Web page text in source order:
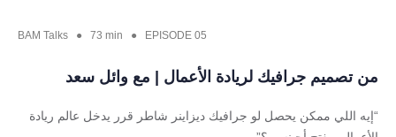
BAM Talks ● 73 min ● EPISODE 05
من تصميم جرافيك لريادة الأعمال | مع وائل سعد
“إيه اللي ممكن يحصل لو جرافيك ديزاينر شاطر قرر يدخل عالم ريادة